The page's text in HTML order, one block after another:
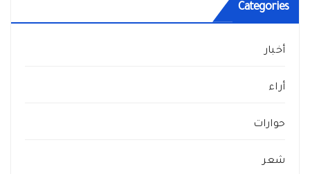
Categories
أخبار
أراء
حوارات
شعر